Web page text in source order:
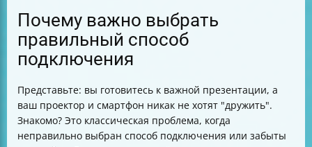
Почему важно выбрать
правильный способ
подключения
Представьте: вы готовитесь к важной презентации, а
ваш проектор и смартфон никак не хотят "дружить".
Знакомо? Это классическая проблема, когда
неправильно выбран способ подключения или забыты